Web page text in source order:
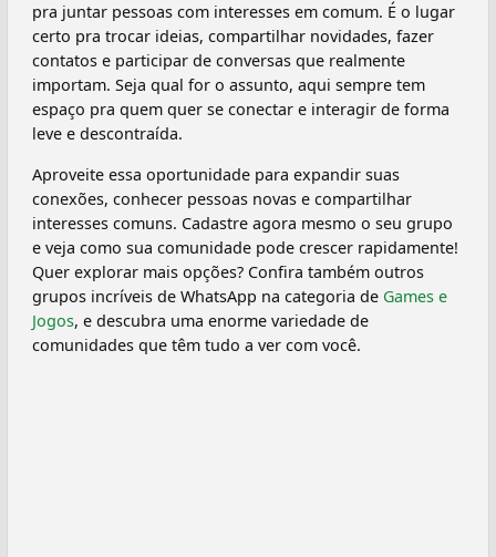
pra juntar pessoas com interesses em comum. É o lugar
certo pra trocar ideias, compartilhar novidades, fazer
contatos e participar de conversas que realmente
importam. Seja qual for o assunto, aqui sempre tem
espaço pra quem quer se conectar e interagir de forma
leve e descontraída.
Aproveite essa oportunidade para expandir suas
conexões, conhecer pessoas novas e compartilhar
interesses comuns. Cadastre agora mesmo o seu grupo
e veja como sua comunidade pode crescer rapidamente!
Quer explorar mais opções? Confira também outros
grupos incríveis de WhatsApp na categoria de Games e
Jogos, e descubra uma enorme variedade de
comunidades que têm tudo a ver com você.